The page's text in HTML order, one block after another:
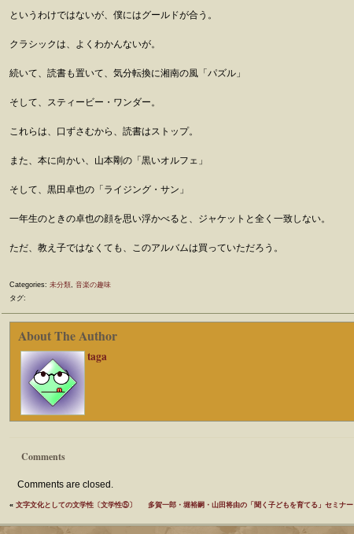
というわけではないが、僕にはグールドが合う。
クラシックは、よくわかんないが。
続いて、読書も置いて、気分転換に湘南の風「パズル」
そして、スティービー・ワンダー。
これらは、口ずさむから、読書はストップ。
また、本に向かい、山本剛の「黒いオルフェ」
そして、黒田卓也の「ライジング・サン」
一年生のときの卓也の顔を思い浮かべると、ジャケットと全く一致しない。
ただ、教え子ではなくても、このアルバムは買っていただろう。
Categories: 未分類, 音楽の趣味
タグ:
About The Author
taga
Comments
Comments are closed.
« 文字文化としての文学性〔文学性⑤〕 多賀一郎・堀裕嗣・山田将由の「聞く子どもを育てる」セミナー